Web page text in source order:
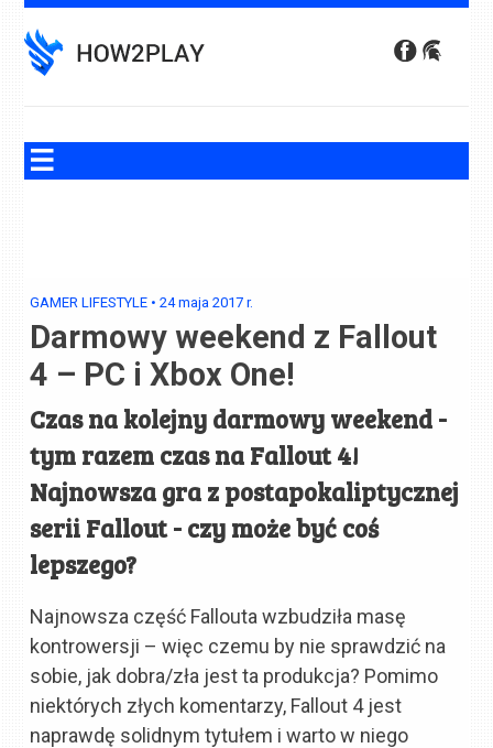
to
content
GAMER LIFESTYLE •24 maja 2017 r.
Darmowy weekend z Fallout
4 – PC i Xbox One!
Czas na kolejny darmowy weekend -
tym razem czas na Fallout 4!
Najnowsza gra z postapokaliptycznej
serii Fallout - czy może być coś
lepszego?
Najnowsza część Fallouta wzbudziła masę
kontrowersji – więc czemu by nie sprawdzić na
sobie, jak dobra/zła jest ta produkcja? Pomimo
niektórych złych komentarzy, Fallout 4 jest
naprawdę solidnym tytułem i warto w niego